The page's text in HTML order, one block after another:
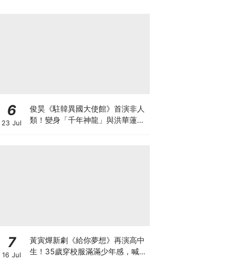
6
23 Jul
俊昊《駐韓異國大使館》首演非人
類！變身「千年神龍」與洪華蓮大
7
16 Jul
黃寅燁新劇《給你夢想》再演高中
生！35歲穿校服滿滿少年感，喊